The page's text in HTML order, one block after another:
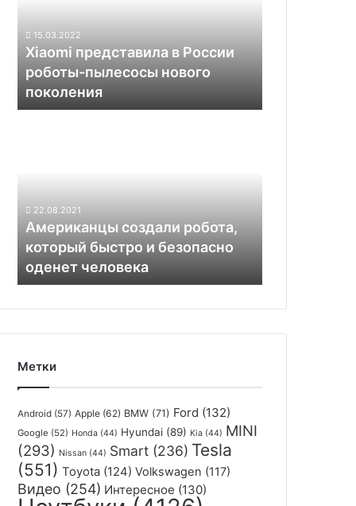
нового
поколения
15.03.2022
Xiaomi представила в России
роботы-пылесосы нового
поколения
безопасно
оденет
человека
22.08.2021
Американцы создали робота,
который быстро и безопасно
оденет человека
Метки
Android (57) Apple (62) BMW (71) Ford (132)
Google (52) Honda (44) Hyundai (89) Kia (44) MINI
(293) Nissan (44) Smart (236) Tesla
(551) Toyota (124) Volkswagen (117)
Видео (254) Интересное (130)